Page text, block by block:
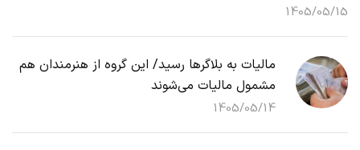
1405/05/15
مالیات به بلاگرها رسید/ این گروه از هنرمندان هم
مشمول مالیات می‌شوند
1405/05/14